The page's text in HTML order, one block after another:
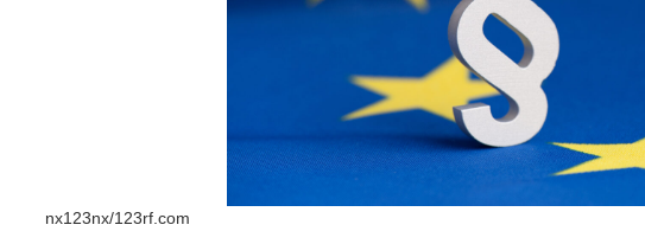
nx123nx/123rf.com